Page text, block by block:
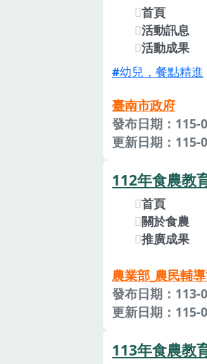
首頁
活動訊息
活動成果
幼兒，餐點精進
臺南市政府
發布日期：115-
更新日期：115-
112年食農教
首頁
關於食農
推廣成果
農業部_農民輔
發布日期：113-
更新日期：115-
113年食農教